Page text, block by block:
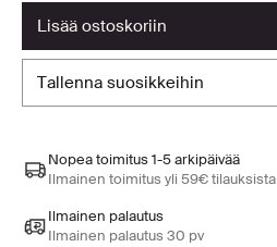
lisää ostoskoriin
tallenna suosikkeihin
Nopea toimitus 1-5 arkipäivää
Ilmainen toimitus yli 59€ tilauksista
Ilmainen palautus
Ilmainen palautus 30 pv